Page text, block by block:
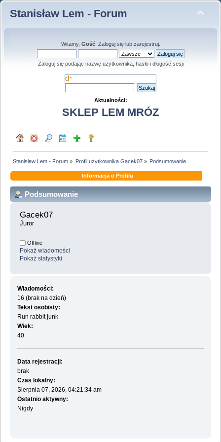
Stanisław Lem - Forum
Witamy, Gość. Zaloguj sięlub zarejestruj.
Zaloguj się podając nazwę użytkownika, hasło i długość sesji
Aktualności:
SKLEP LEM MRÓZ
Stanisław Lem - Forum » Profil użytkownika Gacek07» Podsumowanie
Informacja o Profilu
Podsumowanie
Gacek07
Juror
Offline
Pokaż wiadomości
Pokaż statystyki
Wiadomości:
16 (brak na dzień)
Tekst osobisty:
Run rabbit junk
Wiek:
40
Data rejestracji:
brak
Czas lokalny:
Sierpnia 07, 2026, 04:21:34 am
Ostatnio aktywny:
Nigdy